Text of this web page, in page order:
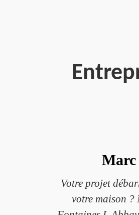
Marc
Votre projet
votre maison ?